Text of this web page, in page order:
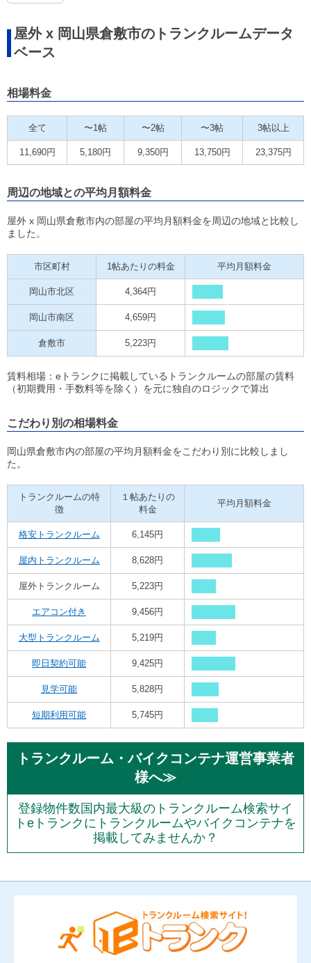
屋外 x 岡山県倉敷市のトランクルームデータ
ベース
相場料金
全て 〜1帖 〜2帖 〜3帖 3帖以上
11,690円 5,180円 9,350円 13,750円 23,375円
周辺の地域との平均月額料金
屋外 x 岡山県倉敷市内の部屋の平均月額料金を周辺の地域と比較し
ました。
市区町村 1帖あたりの料金 平均月額料金
岡山市北区 4,364円
岡山市南区 4,659円
倉敷市 5,223円
賃料相場：eトランクに掲載しているトランクルームの部屋の賃料
（初期費用・手数料等を除く）を元に独自のロジックで算出
こだわり別の相場料金
岡山県倉敷市内の部屋の平均月額料金をこだわり別に比較しまし
た。
トランクルームの特
徴
１帖あたりの
料金
平均月額料金
格安トランクルーム 6,145円
屋内トランクルーム 8,628円
屋外トランクルーム 5,223円
エアコン付き 9,456円
大型トランクルーム 5,219円
即日契約可能 9,425円
見学可能 5,828円
短期利用可能 5,745円
トランクルーム・バイクコンテナ運営事業者
様へ≫
登録物件数国内最大級のトランクルーム検索サイ
トeトランクにトランクルームやバイクコンテナを
掲載してみませんか？